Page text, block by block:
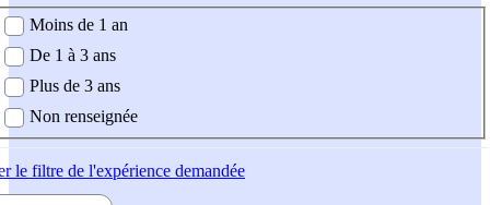
demandée
Moins de 1 an
De 1 à 3 ans
Plus de 3 ans
Non renseignée
le filtre de l'expérience demandée